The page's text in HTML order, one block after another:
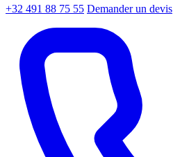
+32 491 88 75 55 Demander un devis